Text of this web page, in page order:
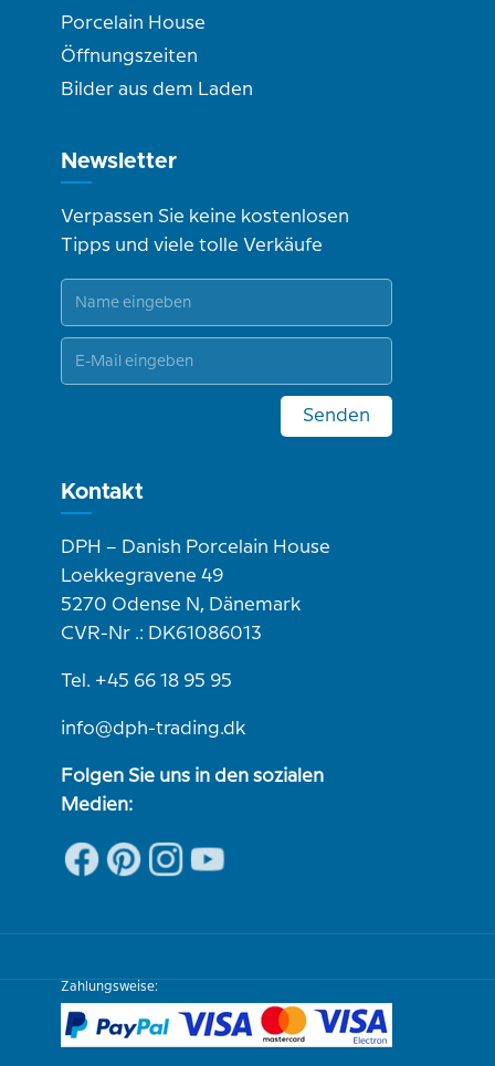
Porcelain House
Öffnungszeiten
Bilder aus dem Laden
Newsletter
Verpassen Sie keine kostenlosen
Tipps und viele tolle Verkäufe
Senden
Kontakt
DPH – Danish Porcelain House
Loekkegravene 49
5270 Odense N, Dänemark
CVR-Nr .: DK61086013
Tel. +45 66 18 95 95
info@dph-trading.dk
Folgen Sie uns in den sozialen
Medien:
Zahlungsweise: